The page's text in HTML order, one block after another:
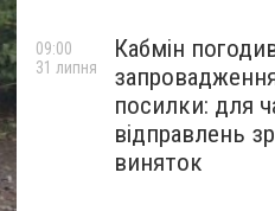
Кабмін
посилки: для
відправлень
виняток
09:00
31 липня